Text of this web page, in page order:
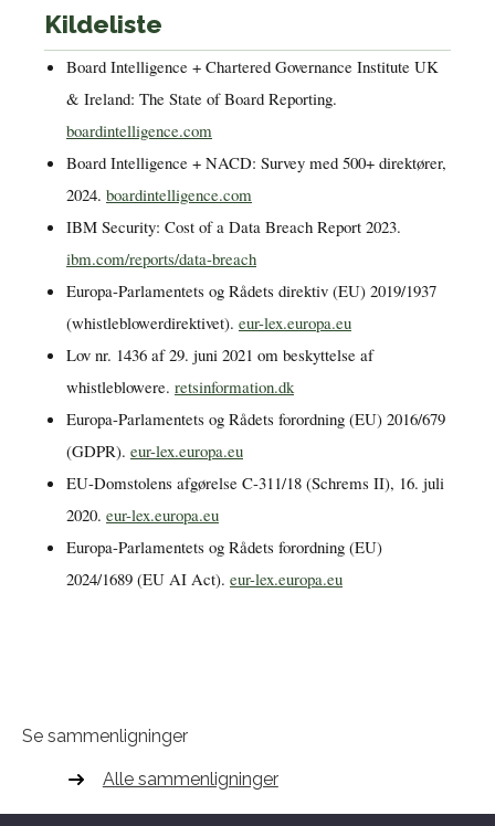
Kildeliste
Board Intelligence + Chartered Governance Institute UK
& Ireland: The State of Board Reporting.
boardintelligence.com
Board Intelligence + NACD: Survey med 500+ direktører,
2024. boardintelligence.com
IBM Security: Cost of a Data Breach Report 2023.
ibm.com/reports/data-breach
Europa-Parlamentets og Rådets direktiv (EU) 2019/1937
(whistleblowerdirektivet). eur-lex.europa.eu
Lov nr. 1436 af 29. juni 2021 om beskyttelse af
whistleblowere. retsinformation.dk
Europa-Parlamentets og Rådets forordning (EU) 2016/679
(GDPR). eur-lex.europa.eu
EU-Domstolens afgørelse C-311/18 (Schrems II), 16. juli
2020. eur-lex.europa.eu
Europa-Parlamentets og Rådets forordning (EU)
2024/1689 (EU AI Act). eur-lex.europa.eu
Se sammenligninger
Alle sammenligninger